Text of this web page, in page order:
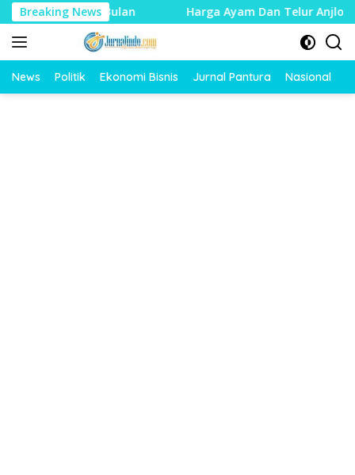
Langsung
ke
konten
Breaking News
Bulan Harga Ayam Dan Telur Anjlok, Peternak
News Politik Ekonomi Bisnis Jurnal Pantura Nasional